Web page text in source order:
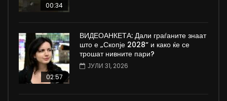
00:34
02:57
ВИДЕОАНКЕТА: Дали граѓаните знаат
што е „Скопје 2028“ и како ќе се
трошат нивните пари?
ЈУЛИ 31, 2026